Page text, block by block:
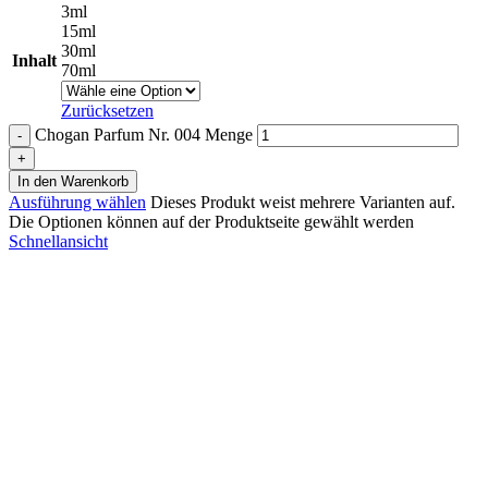
Inhalt
3ml
15ml
30ml
70ml
Zurücksetzen
Chogan Parfum Nr. 004 Menge
In den Warenkorb
Ausführung wählen Dieses Produkt weist mehrere Varianten auf.
Die Optionen können auf der Produktseite gewählt werden
Schnellansicht